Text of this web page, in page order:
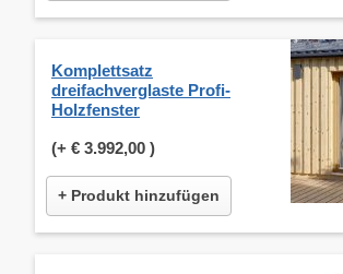
Komplettsatz
dreifachverglaste Profi-
Holzfenster
(+ € 3.992,00 )
+ Produkt hinzufügen